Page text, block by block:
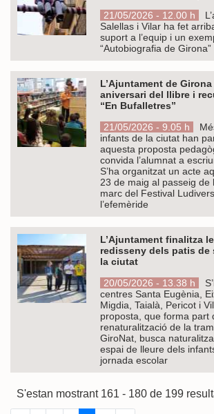
21/05/2026 - 12.00 h
Salellas i Vilar ha fet
suport a l’equip i un
“Autobiografia de Girona”
L’Ajuntament de
aniversari del llibre i
“En Bufalletres”
21/05/2026 - 9.05 h
infants de la ciutat han
aquesta proposta
convida l’alumnat a
S’ha organitzat un acte
23 de maig al passeig de
marc del Festival
l’efemèride
L’Ajuntament finalitza
redisseny dels patis de
la ciutat
20/05/2026 - 13.38 h
centres Santa Eugènia,
Migdia, Taialà, Pericot i
proposta, que forma part
renaturalització de la
GiroNat, busca
espai de lleure dels
jornada escolar
S'estan mostrant 161 - 180 de 199